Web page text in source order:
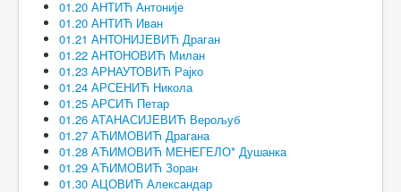
01.20 АНТИЋ Антоније
01.20 АНТИЋ Иван
01.21 АНТОНИЈЕВИЋ Драган
01.22 АНТОНОВИЋ Милан
01.23 АРНАУТОВИЋ Рајко
01.24 АРСЕНИЋ Никола
01.25 АРСИЋ Петар
01.26 АТАНАСИЈЕВИЋ Верољуб
01.27 АЋИМОВИЋ Драгана
01.28 АЋИМОВИЋ МЕНЕГЕЛО* Душанка
01.29 АЋИМОВИЋ Зоран
01.30 АЦОВИЋ Александар